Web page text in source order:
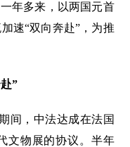
年多来，以两国元首
速“双向奔赴”，为推
”
，中法达成在法国
文物展的协议。半年